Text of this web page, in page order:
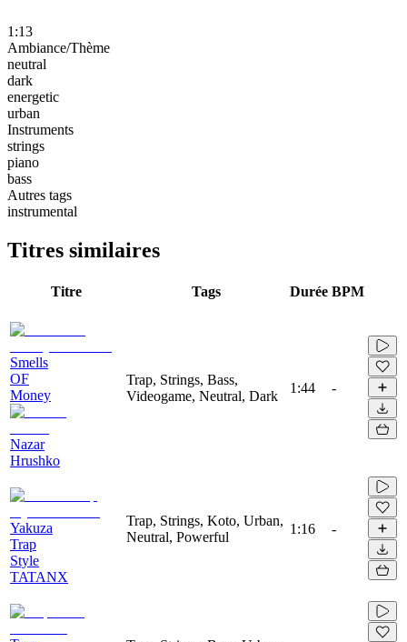
1:13
Ambiance/Thème
neutral
dark
energetic
urban
Instruments
strings
piano
bass
Autres tags
instrumental
Titres similaires
Titre Tags Durée BPM
Smells
OF
Money
Nazar
Hrushko
Trap, Strings, Bass,
Videogame, Neutral, Dark
1:44 -
Yakuza
Trap
Style
TATANX
Trap, Strings, Koto, Urban,
Neutral, Powerful
1:16 -